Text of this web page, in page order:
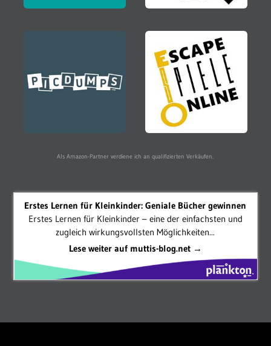
Als Amazon-Partner verdiene ich an qualifizierten Verkäufen.
Erstes Lernen für Kleinkinder: Geniale Bücher gewinnen
Erstes Lernen für Kleinkinder – eine der einfachsten und
zugleich wirkungsvollsten Möglichkeiten...
Lese weiter auf muttis-blog.net →